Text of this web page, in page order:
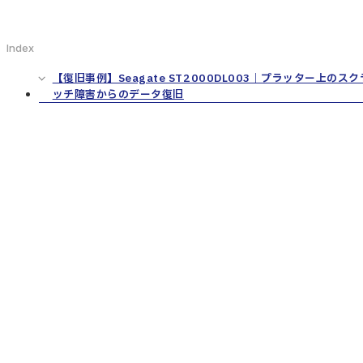
Index
【復旧事例】Seagate ST2000DL003｜プラッター上のスク
ッチ障害からのデータ復旧